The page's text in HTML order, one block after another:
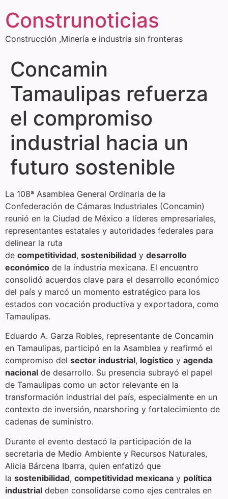
Construnoticias
Construcción ,Minería e industria sin fronteras
Concamin
Tamaulipas refuerza
el compromiso
industrial hacia un
futuro sostenible
La 108ª Asamblea General Ordinaria de la
Confederación de Cámaras Industriales (Concamin)
reunió en la Ciudad de México a líderes empresariales,
representantes estatales y autoridades federales para
delinear la ruta
de competitividad, sostenibilidad y desarrollo
económico de la industria mexicana. El encuentro
consolidó acuerdos clave para el desarrollo económico
del país y marcó un momento estratégico para los
estados con vocación productiva y exportadora, como
Tamaulipas.
Eduardo A. Garza Robles, representante de Concamin
en Tamaulipas, participó en la Asamblea y reafirmó el
compromiso del sector industrial, logístico y agenda
nacional de desarrollo. Su presencia subrayó el papel
de Tamaulipas como un actor relevante en la
transformación industrial del país, especialmente en un
contexto de inversión, nearshoring y fortalecimiento de
cadenas de suministro.
Durante el evento destacó la participación de la
secretaria de Medio Ambiente y Recursos Naturales,
Alicia Bárcena Ibarra, quien enfatizó que
la sostenibilidad, competitividad mexicana y política
industrial deben consolidarse como ejes centrales en